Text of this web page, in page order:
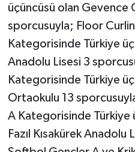
üçüncüsü olan Gevence
sporcusuyla; Floor
Kategorisinde Türkiye
Anadolu Lisesi 3
Kategorisinde Türkiye
Ortaokulu 13
A Kategorisinde Türkiye
Fazıl Kısakürek